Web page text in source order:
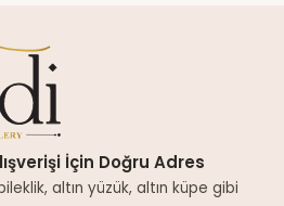
İçin Doğru Adres
altın yüzük, altın küpe gibi